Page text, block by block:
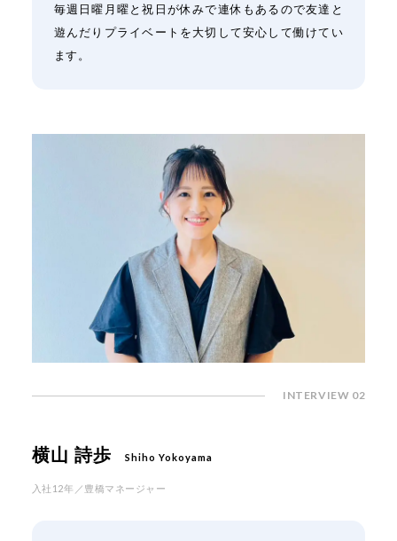
毎週日曜月曜と祝日が休みで連休もあるので友達と
遊んだりプライベートを大切して安心して働けてい
ます。
INTERVIEW 02
横山 詩歩 Shiho Yokoyama
入社12年／豊橋マネージャー